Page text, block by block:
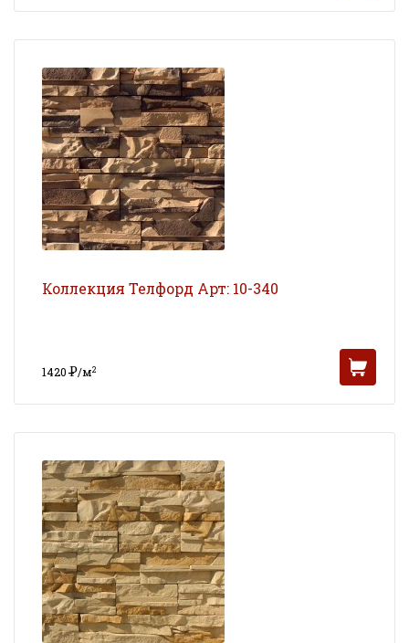
Коллекция Телфорд Арт: 10-340
1420Р/м2